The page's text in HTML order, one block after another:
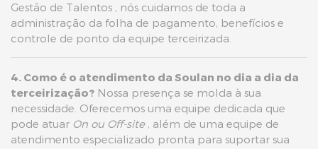
Gestão de Talentos , nós cuidamos de toda a
administração da folha de pagamento, benefícios e
controle de ponto da equipe terceirizada.
4. Como é o atendimento da Soulan no dia a dia da
terceirização? Nossa presença se molda à sua
necessidade. Oferecemos uma equipe dedicada que
pode atuar On ou Off-site, além de uma equipe de
atendimento especializado pronta para suportar sua